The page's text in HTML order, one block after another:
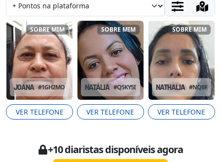
SOBRE MIM
JOANA #1GH2MOMH
VER TELEFONE
SOBRE MIM
NATÁLIA #Q5KY5IEC
VER TELEFONE
SOBRE MIM
NATHALIA #
VER TELEFONE
+10diaristas disponíveis agora